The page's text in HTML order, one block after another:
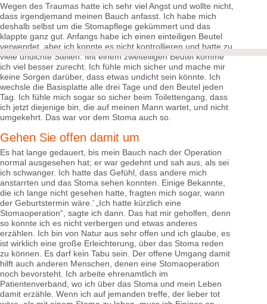
Wegen des Traumas hatte ich sehr viel Angst und wollte nicht,
dass irgendjemand meinen Bauch anfasst. Ich habe mich
deshalb selbst um die Stomapflege gekümmert und das
klappte ganz gut. Anfangs habe ich einen einteiligen Beutel
verwendet, aber ich konnte es nicht kontrollieren und hatte zu
viele undichte Stellen. Mit einem zweiteiligen Beutel komme
ich viel besser zurecht. Ich fühle mich sicher und mache mir
keine Sorgen darüber, dass etwas undicht sein könnte. Ich
wechsle die Basisplatte alle drei Tage und den Beutel jeden
Tag. Ich fühle mich sogar so sicher beim Toilettengang, dass
ich jetzt diejenige bin, die auf meinen Mann wartet, und nicht
umgekehrt. Das war vor dem Stoma auch so.
Gehen Sie offen damit um
Es hat lange gedauert, bis mein Bauch nach der Operation
normal ausgesehen hat; er war gedehnt und sah aus, als sei
ich schwanger. Ich hatte das Gefühl, dass andere mich
anstarrten und das Stoma sehen konnten. Einige Bekannte,
die ich lange nicht gesehen hatte, fragten mich sogar, wann
der Geburtstermin wäre.’ „Ich hatte kürzlich eine
Stomaoperation“, sagte ich dann. Das hat mir geholfen, denn
so konnte ich es nicht verbergen und etwas anderes
erzählen. Ich bin von Natur aus sehr offen und ich glaube, es
ist wirklich eine große Erleichterung, über das Stoma reden
zu können. Es darf kein Tabu sein. Der offene Umgang damit
hilft auch anderen Menschen, denen eine Stomaoperation
noch bevorsteht. Ich arbeite ehrenamtlich im
Patientenverband, wo ich über das Stoma und mein Leben
damit erzähle. Wenn ich auf jemanden treffe, der lieber tot